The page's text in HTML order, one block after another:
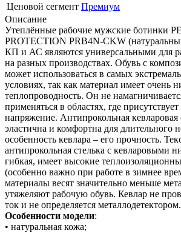
Ценовой сегмент Премиум
Описание
Утеплённые рабочие мужские ботинки
PROTECTION PRB4N-CKW
КП и АС являются универсальными для
на разных производствах. Обувь с
может использоваться в самых
условиях, так как материал имеет очень
теплопроводность. Он не
применяться в областях, где
напряжение. Антипрокольная кевларовая
эластична и комфортна для длительного
особенность кевлара – его прочность.
антипрокольная стелька с кевларовыми
гибкая, имеет высокие
(особенно важно при работе в зимнее
материалы весят значительно меньше
утяжеляют рабочую обувь. Кевлар не
ток и не определяется металлодетектором.
Особенности модели:
• натуральная кожа;